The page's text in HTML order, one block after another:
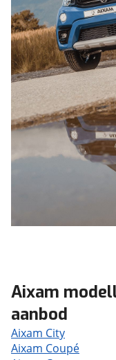
Aixam
aanbod
Aixam City
Aixam Coupé